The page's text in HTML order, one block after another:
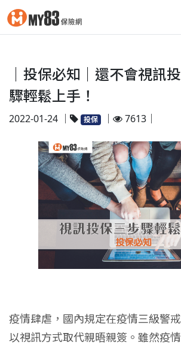
｜投保必知｜還不會視訊
驟輕鬆上手！
2022-01-24 ｜ 投保 ｜ 7613｜
疫情肆虐，國內規定在疫情三級警
以視訊方式取代親晤親簽。雖然疫